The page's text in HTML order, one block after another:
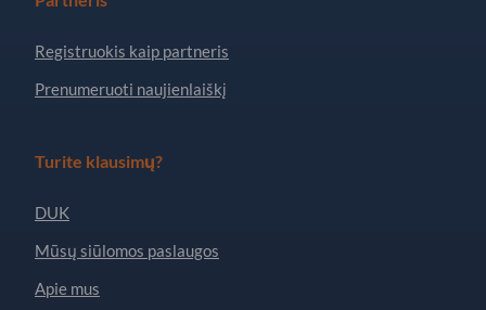
Registruokis kaip partneris
Prenumeruoti naujienlaiškį
Turite klausimų?
DUK
Mūsų siūlomos paslaugos
Apie mus